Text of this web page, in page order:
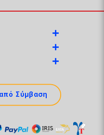
Σύμβαση